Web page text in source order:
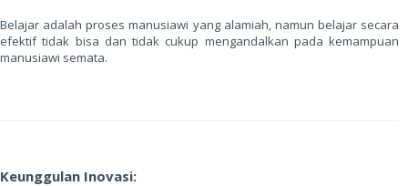
Belajar adalah proses manusiawi yang alamiah, namun belajar secara
efektif tidak bisa dan tidak cukup mengandalkan pada kemampuan
manusiawi semata.
Keunggulan Inovasi: